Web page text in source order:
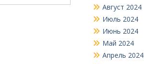
Август 2024
Июль 2024
Июнь 2024
Май 2024
Апрель 2024